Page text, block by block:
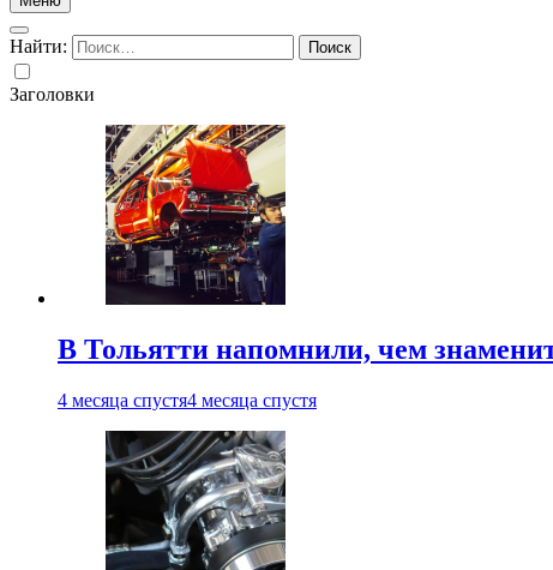
Найти:
Заголовки
В Тольятти напомнили, чем
4 месяца спустя4 месяца спустя